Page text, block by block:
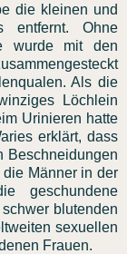
die kleinen und
entfernt. Ohne
wurde mit den
Als die
Löchlein
Urinieren hatte
erklärt, dass
Beschneidungen
Männer in der
geschundene
blutenden
sexuellen
Frauen.